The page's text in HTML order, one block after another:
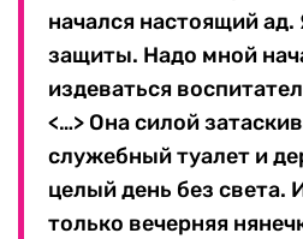
начался настоящий ад.
защиты. Надо мной
издеваться
<…> Она силой
служебный туалет и
целый день без света.
только вечерняя